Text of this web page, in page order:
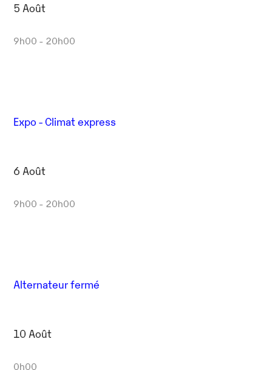
5 Août
9h00 - 20h00
Expo - Climat express
6 Août
9h00 - 20h00
Alternateur fermé
10 Août
0h00